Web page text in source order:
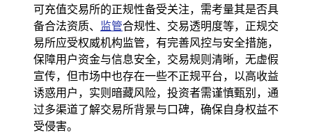
可充值交易所的正规性备受关注，需考量其是否具
备合法资质、
监管合规性、交易透明度等，正规交
易所应受权威机构监管，有完善风控与安全措施，
保障用户资金与信息安全，交易规则清晰，无虚假
宣传，但市场中也存在一些不正规平台，以高收益
诱惑用户，实则暗藏风险，投资者需谨慎甄别，通
过多渠道了解交易所背景与口碑，确保自身权益不
受侵害。